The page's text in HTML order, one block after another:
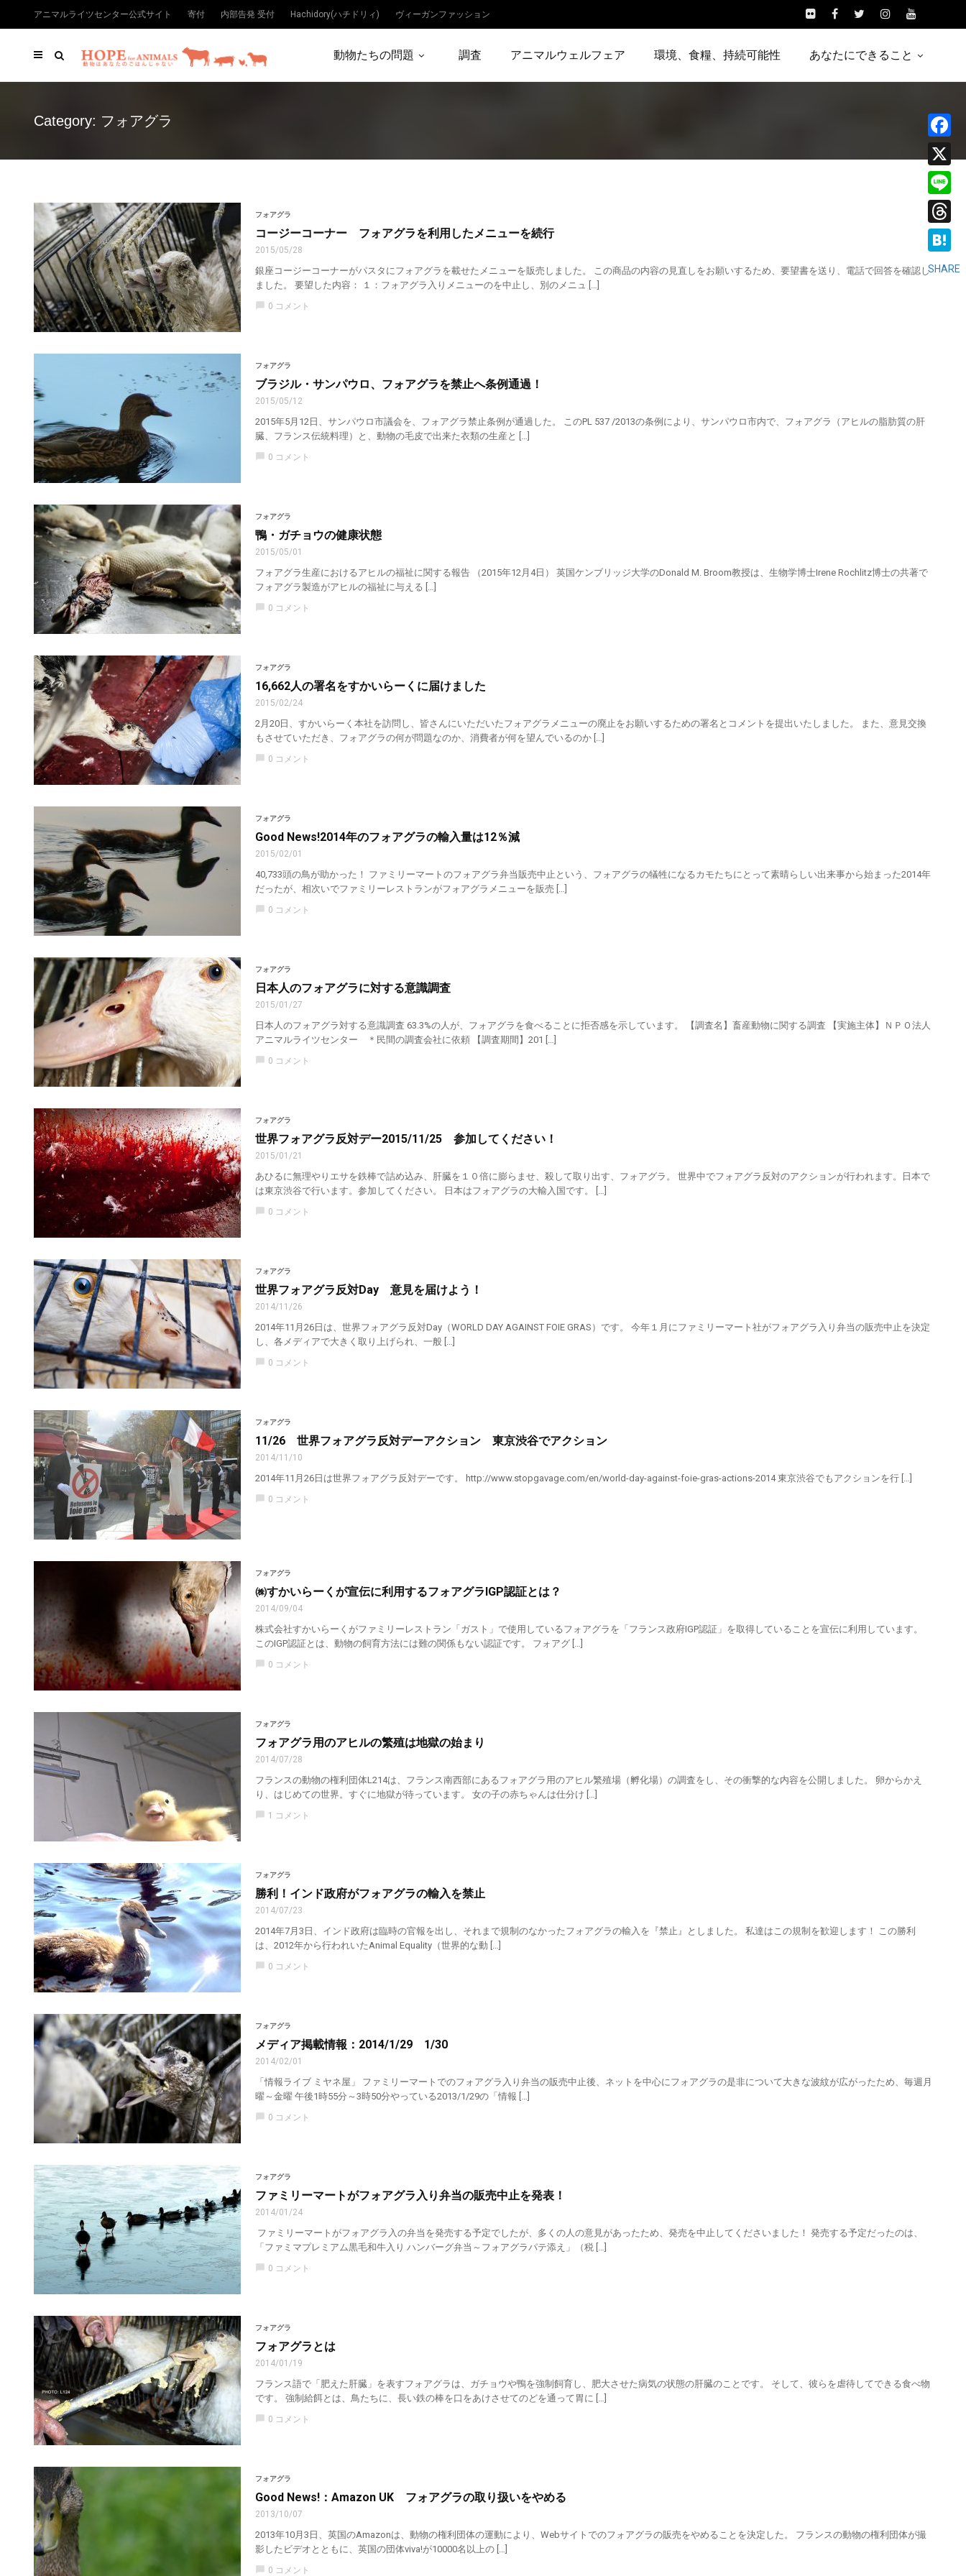
動物たちの問題 調査 アニマルウェルフェア 環境、食糧、持続可能性 あなたにできること
アニマルライツセンター公式サイト 寄付 内部告発 受付 Hachidory(ハチドリィ) ヴィーガンファッション
Category: フォアグラ
フォアグラ
コージーコーナー フォアグラを利用したメニューを続行
2015/05/28
銀座コージーコーナーがパスタにフォアグラを載せたメニューを販売しました。 この商品の内容の見直しをお願いするため、要望書を送り、電話で回答を確認し
ました。 要望した内容： １：フォアグラ入りメニューのを中止し、別のメニュ […]
chat_bubble 0 コメント
フォアグラ
ブラジル・サンパウロ、フォアグラを禁止へ条例通過！
2015/05/12
2015年5月12日、サンパウロ市議会を、フォアグラ禁止条例が通過した。 このPL 537 /2013の条例により、サンパウロ市内で、フォアグラ（アヒルの脂肪質の肝
臓、フランス伝統料理）と、動物の毛皮で出来た衣類の生産と […]
chat_bubble 0 コメント
フォアグラ
鴨・ガチョウの健康状態
2015/05/01
フォアグラ生産におけるアヒルの福祉に関する報告 （2015年12月4日） 英国ケンブリッジ大学のDonald M. Broom教授は、生物学博士Irene Rochlitz博士の共著で
フォアグラ製造がアヒルの福祉に与える […]
chat_bubble 0 コメント
フォアグラ
16,662人の署名をすかいらーくに届けました
2015/02/24
2月20日、すかいらーく本社を訪問し、皆さんにいただいたフォアグラメニューの廃止をお願いするための署名とコメントを提出いたしました。 また、意見交換
もさせていただき、フォアグラの何が問題なのか、消費者が何を望んでいるのか […]
chat_bubble 0 コメント
フォアグラ
Good News!2014年のフォアグラの輸入量は12％減
2015/02/01
40,733頭の鳥が助かった！ ファミリーマートのフォアグラ弁当販売中止という、フォアグラの犠牲になるカモたちにとって素晴らしい出来事から始まった2014年
だったが、相次いでファミリーレストランがフォアグラメニューを販売 […]
chat_bubble 0 コメント
フォアグラ
日本人のフォアグラに対する意識調査
2015/01/27
日本人のフォアグラ対する意識調査 63.3%の人が、フォアグラを食べることに拒否感を示しています。 【調査名】畜産動物に関する調査 【実施主体】ＮＰＯ法人
アニマルライツセンター ＊民間の調査会社に依頼 【調査期間】201 […]
chat_bubble 0 コメント
フォアグラ
世界フォアグラ反対デー2015/11/25 参加してください！
2015/01/21
あひるに無理やりエサを鉄棒で詰め込み、肝臓を１０倍に膨らませ、殺して取り出す、フォアグラ。 世界中でフォアグラ反対のアクションが行われます。日本で
は東京渋谷で行います。参加してください。 日本はフォアグラの大輸入国です。 […]
chat_bubble 0 コメント
フォアグラ
世界フォアグラ反対Day 意見を届けよう！
2014/11/26
2014年11月26日は、世界フォアグラ反対Day（WORLD DAY AGAINST FOIE GRAS）です。 今年１月にファミリーマート社がフォアグラ入り弁当の販売中止を決定
し、各メディアで大きく取り上げられ、一般 […]
chat_bubble 0 コメント
フォアグラ
11/26 世界フォアグラ反対デーアクション 東京渋谷でアクション
2014/11/10
2014年11月26日は世界フォアグラ反対デーです。 http://www.stopgavage.com/en/world-day-against-foie-gras-actions-2014 東京渋谷でもアクションを行 […]
chat_bubble 0 コメント
フォアグラ
㈱すかいらーくが宣伝に利用するフォアグラIGP認証とは？
2014/09/04
株式会社すかいらーくがファミリーレストラン「ガスト」で使用しているフォアグラを「フランス政府IGP認証」を取得していることを宣伝に利用しています。
このIGP認証とは、動物の飼育方法には難の関係もない認証です。 フォアグ […]
chat_bubble 0 コメント
フォアグラ
フォアグラ用のアヒルの繁殖は地獄の始まり
2014/07/28
フランスの動物の権利団体L214は、フランス南西部にあるフォアグラ用のアヒル繁殖場（孵化場）の調査をし、その衝撃的な内容を公開しました。 卵からかえ
り、はじめての世界。すぐに地獄が待っています。 女の子の赤ちゃんは仕分け […]
chat_bubble 1 コメント
フォアグラ
勝利！インド政府がフォアグラの輸入を禁止
2014/07/23
2014年7月3日、インド政府は臨時の官報を出し、それまで規制のなかったフォアグラの輸入を『禁止』としました。 私達はこの規制を歓迎します！ この勝利
は、2012年から行われいたAnimal Equality（世界的な動 […]
chat_bubble 0 コメント
フォアグラ
メディア掲載情報：2014/1/29 1/30
2014/02/01
「情報ライブ ミヤネ屋」 ファミリーマートでのフォアグラ入り弁当の販売中止後、ネットを中心にフォアグラの是非について大きな波紋が広がったため、毎週月
曜～金曜 午後1時55分～3時50分やっている2013/1/29の「情報 […]
chat_bubble 0 コメント
フォアグラ
ファミリーマートがフォアグラ入り弁当の販売中止を発表！
2014/01/24
ファミリーマートがフォアグラ入の弁当を発売する予定でしたが、多くの人の意見があったため、発売を中止してくださいました！ 発売する予定だったのは、
「ファミマプレミアム黒毛和牛入り ハンバーグ弁当～フォアグラパテ添え」（税 […]
chat_bubble 0 コメント
フォアグラ
フォアグラとは
2014/01/19
フランス語で「肥えた肝臓」を表すフォアグラは、ガチョウや鴨を強制飼育し、肥大させた病気の状態の肝臓のことです。 そして、彼らを虐待してできる食べ物
です。 強制給餌とは、鳥たちに、長い鉄の棒を口をあけさせてのどを通って胃に […]
chat_bubble 0 コメント
フォアグラ
Good News!：Amazon UK フォアグラの取り扱いをやめる
2013/10/07
2013年10月3日、英国のAmazonは、動物の権利団体の運動により、Webサイトでのフォアグラの販売をやめることを決定した。 フランスの動物の権利団体が撮
影したビデオとともに、英国の団体viva!が10000名以上の […]
chat_bubble 0 コメント
X
Line
Threads
Hatena
SHARE